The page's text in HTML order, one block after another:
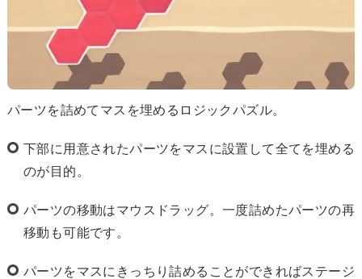
パーツを詰めてマスを埋めるロジックパズル。
下部に用意されたパーツをマスに設置して全てを埋める
のが目的。
パーツの移動はマウスドラッグ。一度詰めたパーツの再
移動も可能です。
パーツをマスにきっちり詰めることができればステージ